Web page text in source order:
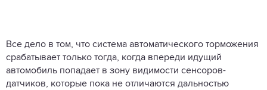
Все дело в том, что система автоматического торможения
срабатывает только тогда, когда впереди идущий
автомобиль попадает в зону видимости сенсоров-
датчиков, которые пока не отличаются дальностью